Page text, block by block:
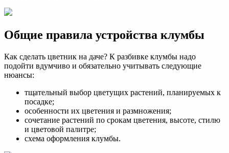
Общие правила устройства клумбы
Как сделать цветник на даче? К разбивке клумбы надо
подойти вдумчиво и обязательно учитывать следующие
нюансы:
тщательный выбор цветущих растений, планируемых к
посадке;
особенности их цветения и размножения;
сочетание растений по срокам цветения, высоте, стилю
и цветовой палитре;
схема оформления клумбы.